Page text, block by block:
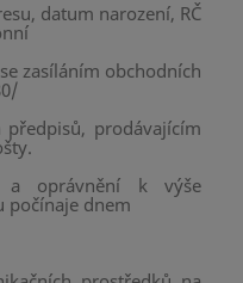
datum narození, RČ
zasíláním obchodních
předpisů, prodávajícím
a oprávnění k výše
počínaje dnem